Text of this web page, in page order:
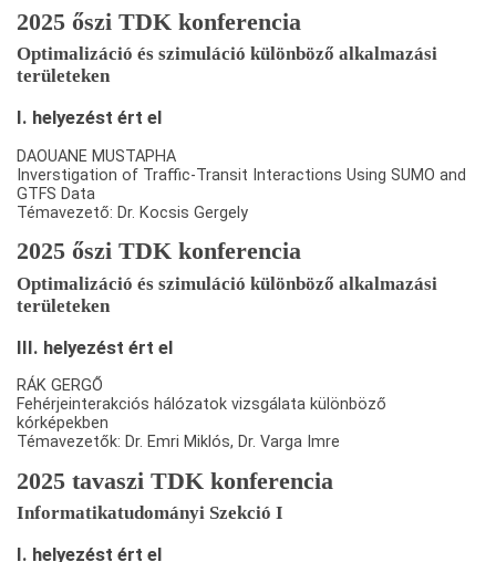
2025 őszi TDK konferencia
Optimalizáció és szimuláció különböző alkalmazási
területeken
I. helyezést ért el
DAOUANE MUSTAPHA
Inverstigation of Traffic-Transit Interactions Using SUMO and
GTFS Data
Témavezető: Dr. Kocsis Gergely
2025 őszi TDK konferencia
Optimalizáció és szimuláció különböző alkalmazási
területeken
III. helyezést ért el
RÁK GERGŐ
Fehérjeinterakciós hálózatok vizsgálata különböző
kórképekben
Témavezetők: Dr. Emri Miklós, Dr. Varga Imre
2025 tavaszi TDK konferencia
Informatikatudományi Szekció I
I. helyezést ért el